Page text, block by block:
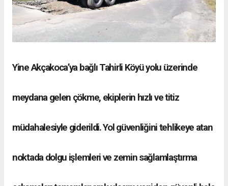
Yine Akçakoca’ya bağlı Tahirli Köyü yolu üzerinde
meydana gelen çökme, ekiplerin hızlı ve titiz
müdahalesiyle giderildi. Yol güvenliğini tehlikeye atan
noktada dolgu işlemleri ve zemin sağlamlaştırma